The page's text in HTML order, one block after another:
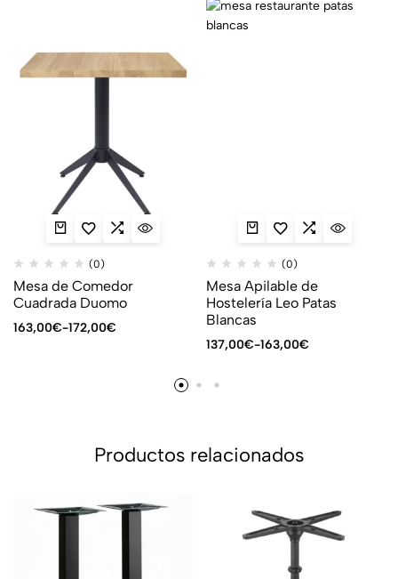
(0)
Mesa de Comedor
Cuadrada Duomo
163,00€-172,00€
(0)
Mesa Apilable de
Hostelería Leo Patas
Blancas
137,00€-163,00€
Productos relacionados